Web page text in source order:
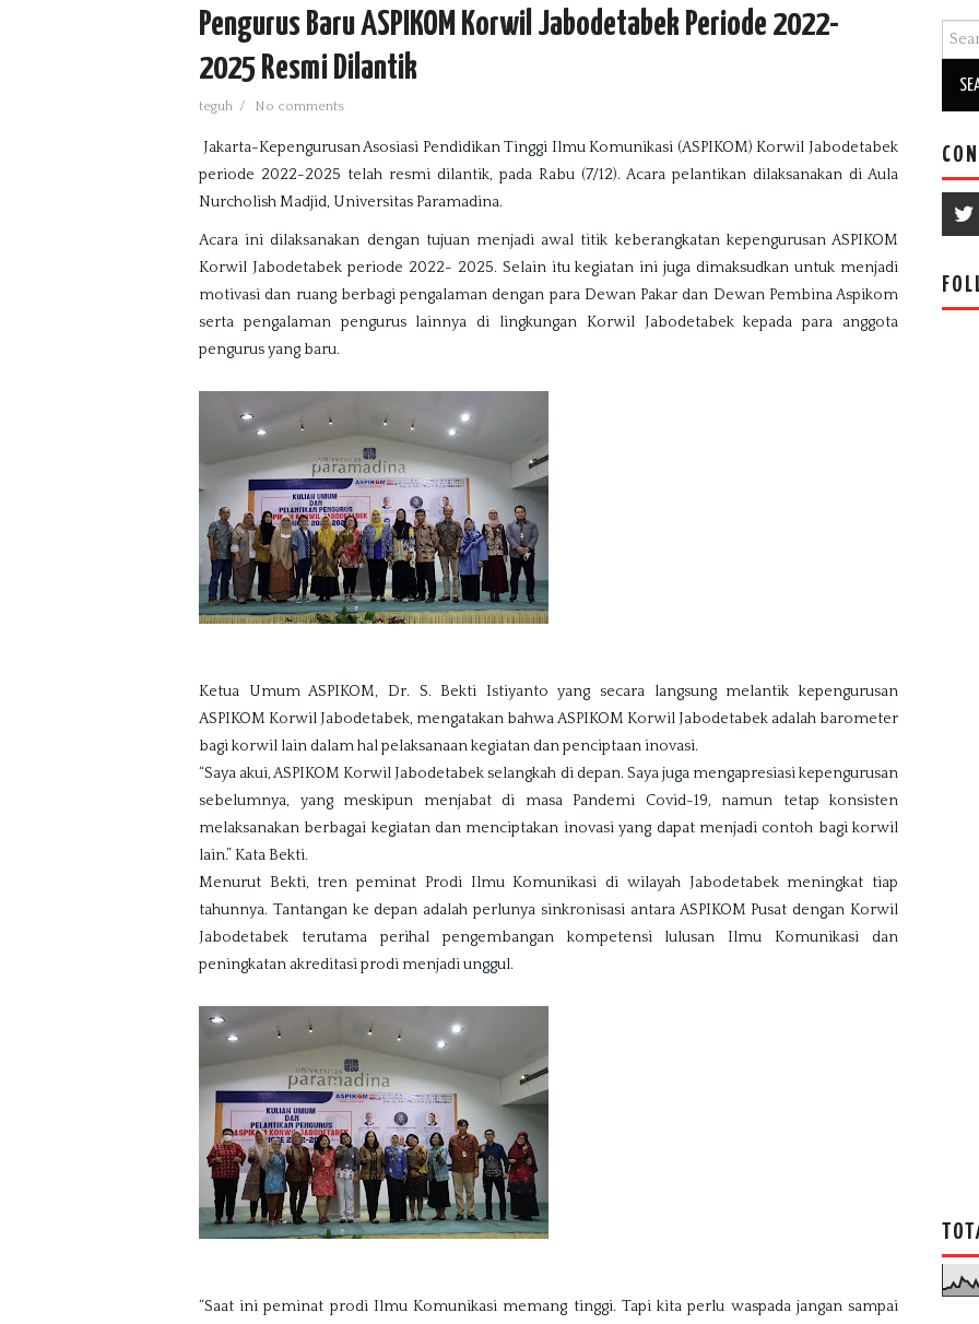
Pengurus Baru ASPIKOM Korwil Jabodetabek Periode 2022-
2025 Resmi Dilantik
teguh / No comments
Jakarta-Kepengurusan Asosiasi Pendidikan Tinggi Ilmu Komunikasi (ASPIKOM) Korwil Jabodetabek
periode 2022-2025 telah resmi dilantik, pada Rabu (7/12). Acara pelantikan dilaksanakan di Aula
Nurcholish Madjid, Universitas Paramadina.
Acara ini dilaksanakan dengan tujuan menjadi awal titik keberangkatan kepengurusan ASPIKOM
Korwil Jabodetabek periode 2022- 2025. Selain itu kegiatan ini juga dimaksudkan untuk menjadi
motivasi dan ruang berbagi pengalaman dengan para Dewan Pakar dan Dewan Pembina Aspikom
serta pengalaman pengurus lainnya di lingkungan Korwil Jabodetabek kepada para anggota
pengurus yang baru.
Ketua Umum ASPIKOM, Dr. S. Bekti Istiyanto yang secara langsung melantik kepengurusan
ASPIKOM Korwil Jabodetabek, mengatakan bahwa ASPIKOM Korwil Jabodetabek adalah barometer
bagi korwil lain dalam hal pelaksanaan kegiatan dan penciptaan inovasi.
“Saya akui, ASPIKOM Korwil Jabodetabek selangkah di depan. Saya juga mengapresiasi kepengurusan
sebelumnya, yang meskipun menjabat di masa Pandemi Covid-19, namun tetap konsisten
melaksanakan berbagai kegiatan dan menciptakan inovasi yang dapat menjadi contoh bagi korwil
lain.” Kata Bekti.
Menurut Bekti, tren peminat Prodi Ilmu Komunikasi di wilayah Jabodetabek meningkat tiap
tahunnya. Tantangan ke depan adalah perlunya sinkronisasi antara ASPIKOM Pusat dengan Korwil
Jabodetabek terutama perihal pengembangan kompetensi lulusan Ilmu Komunikasi dan
peningkatan akreditasi prodi menjadi unggul.
“Saat ini peminat prodi Ilmu Komunikasi memang tinggi. Tapi kita perlu waspada jangan sampai